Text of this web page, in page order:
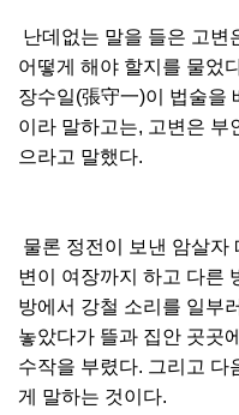
난데없는 말을 들은 고변
어떻게 해야 할지를 물었
장수일(張守一)이 법술을
이라 말하고는, 고변은 부
으라고 말했다.
물론 정전이 보낸 암살자
변이 여장까지 하고 다른
방에서 강철 소리를 일부
놓았다가 뜰과 집안 곳곳
수작을 부렸다. 그리고 다
게 말하는 것이다.